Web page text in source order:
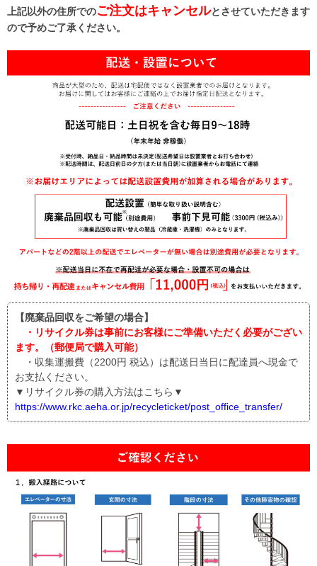
上記以外の住所でのご注文はキャンセルとさせていただきます
ので予めご了承ください。
【廃棄品回収をご希望の場合】
・リサイクル券は事前にお客様にご準備いただく必要がござい
ます。（郵便局で購入可能）
・収集運搬費（2200円 税込）は配送日当日に配達員へ現金で
お支払ください。
▼リサイクル券の購入方法はこちら▼
https://www.rkc.aeha.or.jp/recycleticket/post_office_transfer/